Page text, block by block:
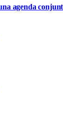
agenda